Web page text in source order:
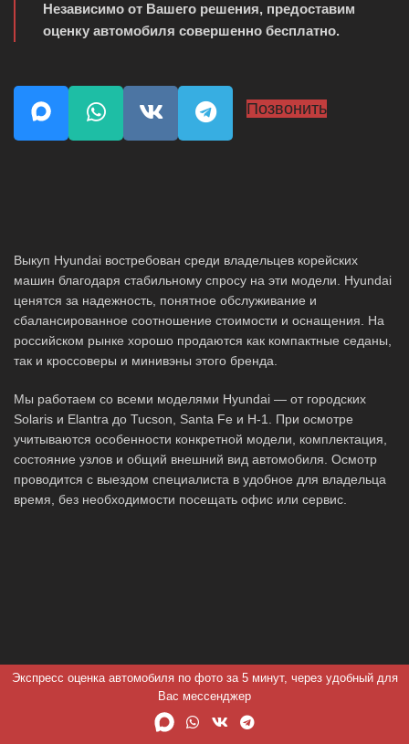
Независимо от Вашего решения, предоставим
оценку автомобиля совершенно бесплатно.
Позвонить
Выкуп Hyundai востребован среди владельцев корейских
машин благодаря стабильному спросу на эти модели. Hyundai
ценятся за надежность, понятное обслуживание и
сбалансированное соотношение стоимости и оснащения. На
российском рынке хорошо продаются как компактные седаны,
так и кроссоверы и минивэны этого бренда.
Мы работаем со всеми моделями Hyundai — от городских
Solaris и Elantra до Tucson, Santa Fe и H-1. При осмотре
учитываются особенности конкретной модели, комплектация,
состояние узлов и общий внешний вид автомобиля. Осмотр
проводится с выездом специалиста в удобное для владельца
время, без необходимости посещать офис или сервис.
Экспресс оценка автомобиля по фото за 5 минут, через удобный для
Вас мессенджер